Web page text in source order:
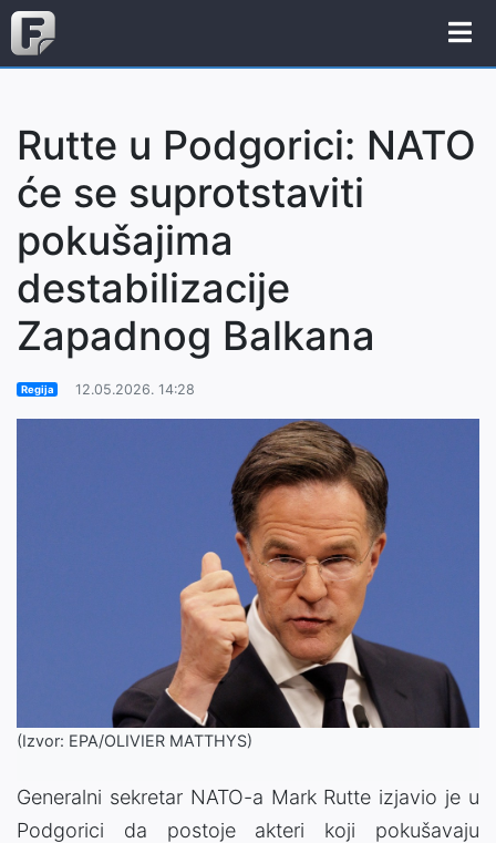
Rutte u Podgorici: NATO
će se suprotstaviti
pokušajima
destabilizacije
Zapadnog Balkana
Regija 12.05.2026. 14:28
(Izvor: EPA/OLIVIER MATTHYS)
Generalni sekretar NATO-a Mark Rutte izjavio je u
Podgorici da postoje akteri koji pokušavaju